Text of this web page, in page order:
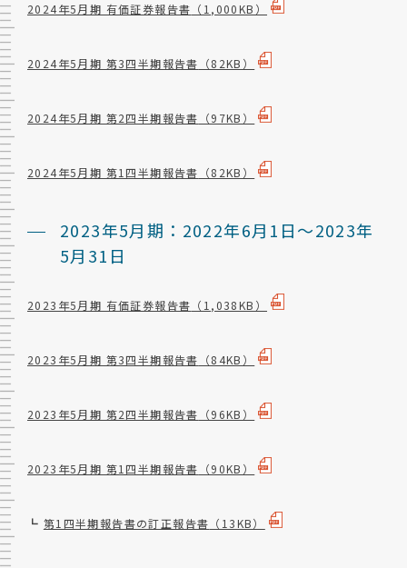
2024年5月期 有価証券報告書 （1,000KB）
2024年5月期 第3四半期報告書 （82KB）
2024年5月期 第2四半期報告書 （97KB）
2024年5月期 第1四半期報告書 （82KB）
2023年5月期：2022年6月1日～2023年
5月31日
2023年5月期 有価証券報告書 （1,038KB）
2023年5月期 第3四半期報告書 （84KB）
2023年5月期 第2四半期報告書 （96KB）
2023年5月期 第1四半期報告書 （90KB）
┗ 第1四半期報告書の訂正報告書 （13KB）